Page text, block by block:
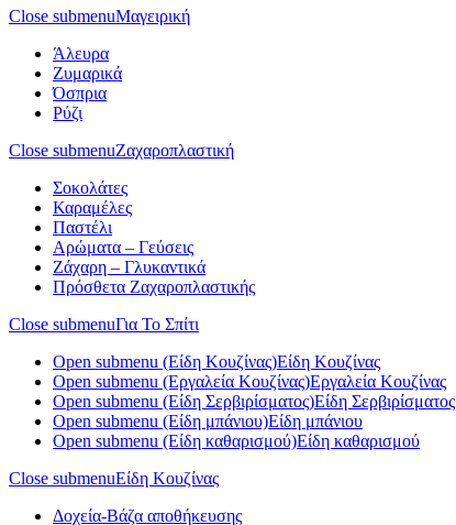
Close submenuΜαγειρική
Άλευρα
Ζυμαρικά
Όσπρια
Ρύζι
Close submenuΖαχαροπλαστική
Σοκολάτες
Καραμέλες
Παστέλι
Αρώματα – Γεύσεις
Ζάχαρη – Γλυκαντικά
Πρόσθετα Ζαχαροπλαστικής
Close submenuΓια Το Σπίτι
Open submenu (Είδη Κουζίνας)Είδη Κουζίνας
Open submenu (Εργαλεία Κουζίνας)Εργαλεία Κουζίνας
Open submenu (Είδη Σερβιρίσματος)Είδη Σερβιρίσματος
Open submenu (Είδη μπάνιου)Είδη μπάνιου
Open submenu (Είδη καθαρισμού)Είδη καθαρισμού
Close submenuΕίδη Κουζίνας
Δοχεία-Βάζα αποθήκευσης